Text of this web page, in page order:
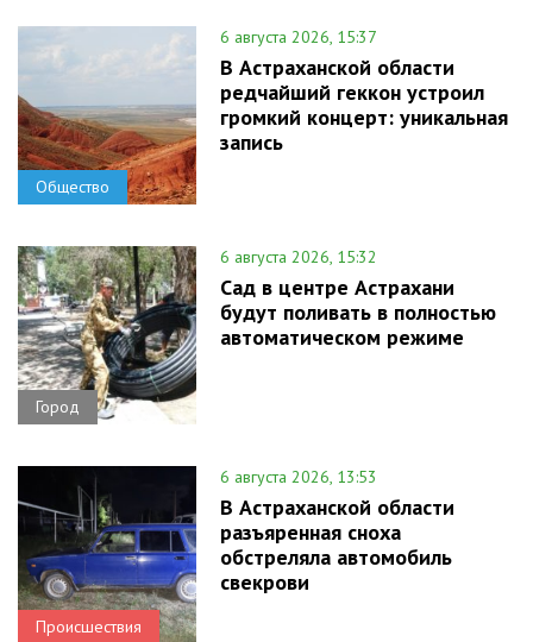
Общество
6 августа 2026, 15:37
В Астраханской области
редчайший геккон устроил
громкий концерт: уникальная
запись
Город
6 августа 2026, 15:32
Сад в центре Астрахани
будут поливать в полностью
автоматическом режиме
Происшествия
6 августа 2026, 13:53
В Астраханской области
разъяренная сноха
обстреляла автомобиль
свекрови